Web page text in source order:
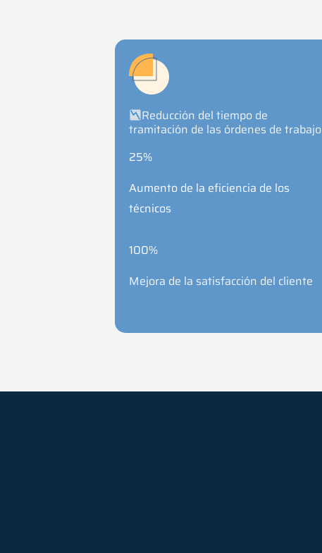
Reducción del tiempo de
tramitación de las órdenes de trabajo
25%
Aumento de la eficiencia de los
técnicos
100%
Mejora de la satisfacción del cliente